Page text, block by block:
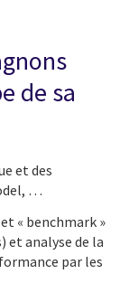
de sa
et des
…
« benchmark »
et analyse de la
par les